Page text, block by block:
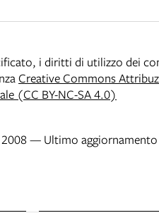
i diritti di utilizzo dei
Creative Commons
(CC BY-NC-SA 4.0)
— Ultimo